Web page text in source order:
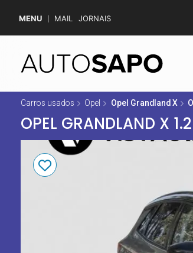
MENU MAIL JORNAIS
Carros usados Opel Opel Grandland X
OPEL GRANDLAND X